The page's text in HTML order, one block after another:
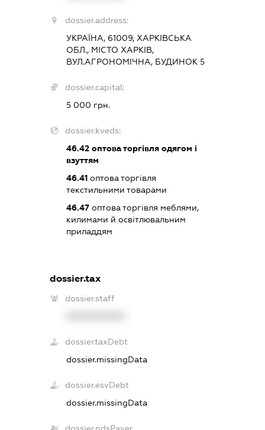
dossier.address:
УКРАЇНА, 61009, ХАРКІВСЬКА
ОБЛ., МІСТО ХАРКІВ,
ВУЛ.АГРОНОМІЧНА, БУДИНОК 5
dossier.capital:
5 000 грн.
dossier.kveds:
46.42оптова торгівля одягом і
взуттям
46.41оптова торгівля
текстильними товарами
46.47оптова торгівля меблями,
килимами й освітлювальним
приладдям
dossier.tax
dossier.staff
dossier.taxDebt
dossier.missingData
dossier.esvDebt
dossier.missingData